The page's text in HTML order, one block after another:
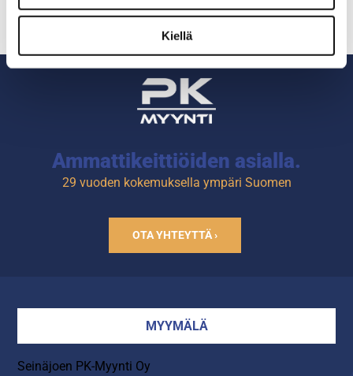
Kiellä
Veitsen kokonaispituus 335
Ammattikeittiöiden asialla.
29 vuoden kokemuksella ympäri Suomen
OTA YHTEYTTÄ ›
MYYMÄLÄ
Seinäjoen PK-Myynti Oy